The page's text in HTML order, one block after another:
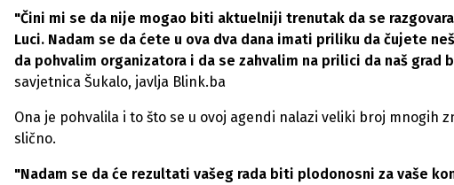
"Čini mi se da nije mogao biti aktuelniji trenutak da se
Luci. Nadam se da ćete u ova dva dana imati priliku da čujete
da pohvalim organizatora i da se zahvalim na prilici da naš grad
savjetnica Šukalo, javlja Blink.ba
Ona je pohvalila i to što se u ovoj agendi nalazi veliki broj
slično.
"Nadam se da će rezultati vašeg rada biti plodonosni za vaše